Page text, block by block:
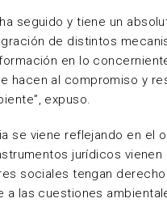
seguido y tiene un
de distintos
en lo
hacen al compromiso y
expuso.
se viene reflejando en el
jurídicos
sociales tengan
a las cuestiones